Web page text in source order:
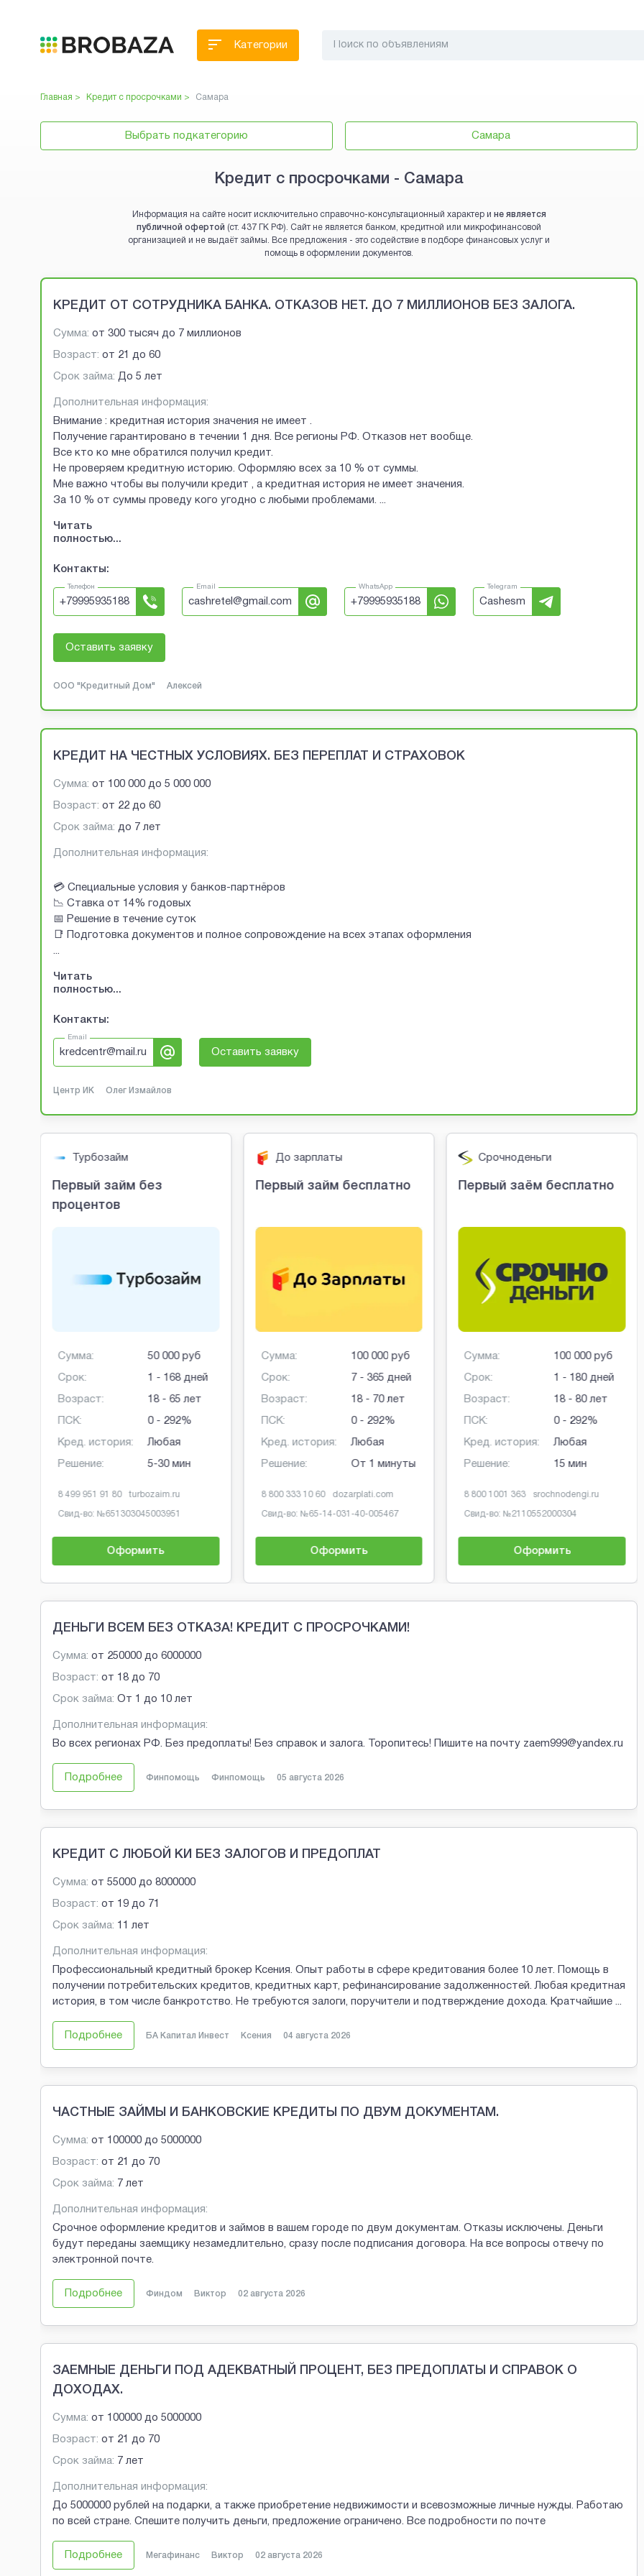
Категории
Главная > Кредит с просрочками > Самара
Выбрать подкатегорию Самара
Кредит с просрочками - Самара
Информация на сайте носит исключительно справочно-консультационный характер и не является
публичной офертой (ст. 437 ГК РФ). Сайт не является банком, кредитной или микрофинансовой
организацией и не выдаёт займы. Все предложения - это содействие в подборе финансовых услуг и
помощь в оформлении документов.
Brobaza - VIP-объявления
КРЕДИТ ОТ СОТРУДНИКА БАНКА. ОТКАЗОВ НЕТ. ДО 7 МИЛЛИОНОВ БЕЗ ЗАЛОГА.
Сумма: от 300 тысяч до 7 миллионов
Возраст: от 21 до 60
Срок займа: До 5 лет
Дополнительная информация:
Внимание : кредитная история значения не имеет .
Получение гарантировано в течении 1 дня. Все регионы РФ. Отказов нет вообще.
Все кто ко мне обратился получил кредит.
Не проверяем кредитную историю. Оформляю всех за 10 % от суммы.
Мне важно чтобы вы получили кредит , а кредитная история не имеет значения.
За 10 % от суммы проведу кого угодно с любыми проблемами. ...
Читать
полностью...
Контакты:
Телефон
+79995935188
Email
cashretel@gmail.com
WhatsApp
+79995935188
Telegram
Cashesm
Оставить заявку
ООО "Кредитный Дом" Алексей
КРЕДИТ НА ЧЕСТНЫХ УСЛОВИЯХ. БЕЗ ПЕРЕПЛАТ И СТРАХОВОК
Сумма: от 100 000 до 5 000 000
Возраст: от 22 до 60
Срок займа: до 7 лет
Дополнительная информация:
💳 Специальные условия у банков-партнёров
📉 Ставка от 14% годовых
📅 Решение в течение суток
📑 Подготовка документов и полное сопровождение на всех этапах оформления
...
Читать
полностью...
Контакты:
Email
kredcentr@mail.ru Оставить заявку
Центр ИК Олег Измайлов
Турбозайм
Первый займ без
процентов
Сумма:
Срок:
Возраст:
ПСК:
Кред. история:
Решение:
50 000 руб
1 - 168 дней
18 - 65 лет
0 - 292%
Любая
5-30 мин
8 499 951 91 80 turbozaim.ru
Свид-во: №651303045003951
Оформить
До зарплаты
Первый займ бесплатно
Сумма:
Срок:
Возраст:
ПСК:
Кред. история:
Решение:
100 000 руб
7 - 365 дней
18 - 70 лет
0 - 292%
Любая
От 1 минуты
8 800 333 10 60 dozarplati.com
Свид-во: №65-14-031-40-005467
Оформить
Срочноденьги
Первый заём бесплатно
Сумма:
Срок:
Возраст:
ПСК:
Кред. история:
Решение:
100 000 руб
1 - 180 дней
18 - 80 лет
0 - 292%
Любая
15 мин
8 800 1001 363 srochnodengi.ru
Свид-во: №2110552000304
Оформить
Brobaza - Обычные объявления
ДЕНЬГИ ВСЕМ БЕЗ ОТКАЗА! КРЕДИТ С ПРОСРОЧКАМИ!
Сумма: от 250000 до 6000000
Возраст: от 18 до 70
Срок займа: От 1 до 10 лет
Дополнительная информация:
Во всех регионах РФ. Без предоплаты! Без справок и залога. Торопитесь! Пишите на почту zaem999@yandex.ru
Подробнее Финпомощь Финпомощь 05 августа 2026
КРЕДИТ С ЛЮБОЙ КИ БЕЗ ЗАЛОГОВ И ПРЕДОПЛАТ
Сумма: от 55000 до 8000000
Возраст: от 19 до 71
Срок займа: 11 лет
Дополнительная информация:
Профессиональный кредитный брокер Ксения. Опыт работы в сфере кредитования более 10 лет. Помощь в
получении потребительских кредитов, кредитных карт, рефинансирование задолженностей. Любая кредитная
история, в том числе банкротство. Не требуются залоги, поручители и подтверждение дохода. Кратчайшие
Подробнее БА Капитал Инвест Ксения 04 августа 2026
ЧАСТНЫЕ ЗАЙМЫ И БАНКОВСКИЕ КРЕДИТЫ ПО ДВУМ ДОКУМЕНТАМ.
Сумма: от 100000 до 5000000
Возраст: от 21 до 70
Срок займа: 7 лет
Дополнительная информация:
Срочное оформление кредитов и займов в вашем городе по двум документам. Отказы исключены. Деньги
будут переданы заемщику незамедлительно, сразу после подписания договора. На все вопросы отвечу по
электронной почте.
Подробнее Финдом Виктор 02 августа 2026
ЗАЕМНЫЕ ДЕНЬГИ ПОД АДЕКВАТНЫЙ ПРОЦЕНТ, БЕЗ ПРЕДОПЛАТЫ И СПРАВОК О
ДОХОДАХ.
Сумма: от 100000 до 5000000
Возраст: от 21 до 70
Срок займа: 7 лет
Дополнительная информация:
До 5000000 рублей на подарки, а также приобретение недвижимости и всевозможные личные нужды. Работаю
по всей стране. Спешите получить деньги, предложение ограничено. Все подробности по почте
Подробнее Мегафинанс Виктор 02 августа 2026